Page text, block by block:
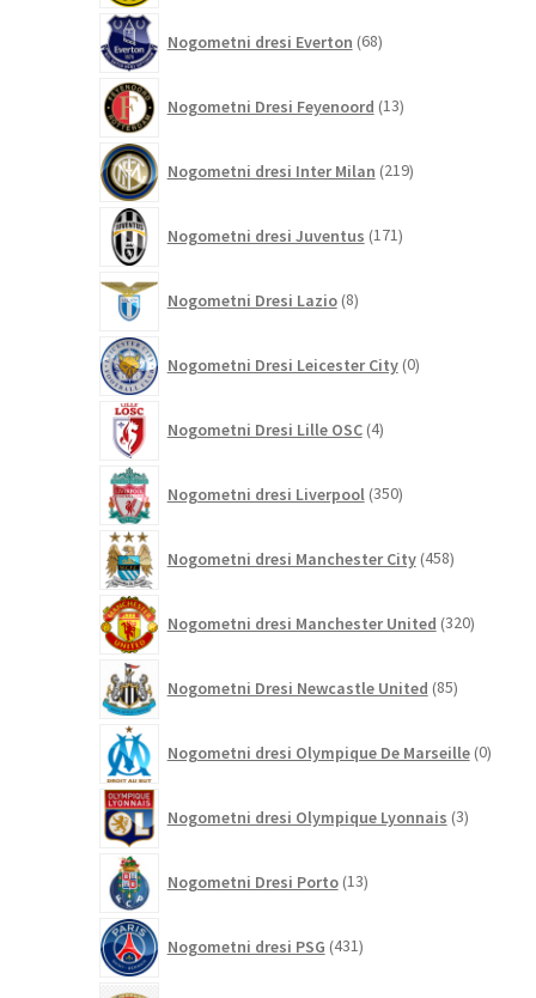
Nogometni dresi Everton 68izdelkov
Nogometni Dresi Feyenoord 13izdelkov
Nogometni dresi Inter Milan 219izdelkov
Nogometni dresi Juventus 171izdelkov
Nogometni Dresi Lazio 8izdelkov
Nogometni Dresi Leicester City 0izdelkov
Nogometni Dresi Lille OSC 4izdelki
Nogometni dresi Liverpool 350izdelkov
Nogometni dresi Manchester City 458izdelkov
Nogometni dresi Manchester United 320izdelkov
Nogometni Dresi Newcastle United 85izdelkov
Nogometni dresi Olympique De Marseille 0
Nogometni dresi Olympique Lyonnais 3izdelki
Nogometni Dresi Porto 13izdelkov
Nogometni dresi PSG 431izdelkov